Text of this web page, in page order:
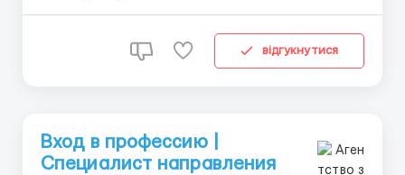
відгукнутися
Вход в профессию |
Специалист направления